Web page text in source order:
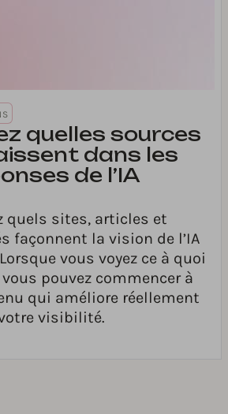
quelles sources
dans les
de l’IA
quels sites, articles et
façonnent la vision de l’IA
vous voyez ce à quoi
vous pouvez commencer à
qui améliore réellement
visibilité.